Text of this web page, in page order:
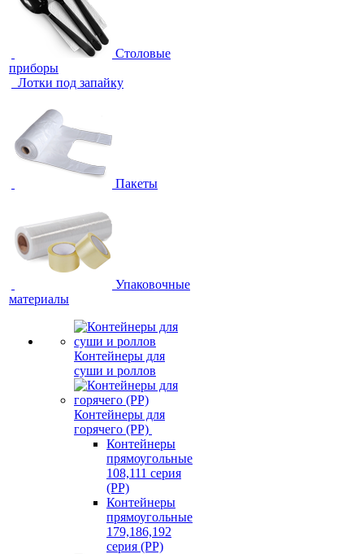
Столовые
приборы
Лотки под запайку
Пакеты
Упаковочные
материалы
Контейнеры для
суши и роллов
Контейнеры для
горячего (PP)
Контейнеры
прямоугольные
108,111 серия
(PP)
Контейнеры
прямоугольные
179,186,192
серия (PP)